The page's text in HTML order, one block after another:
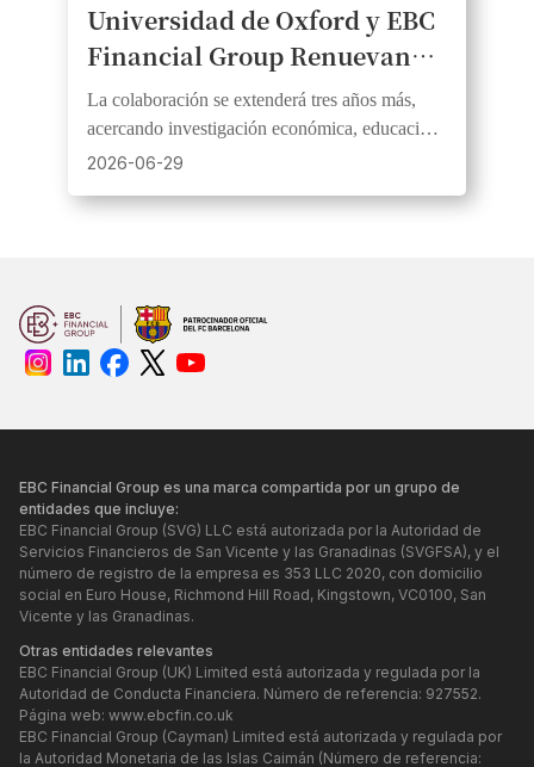
Universidad de Oxford y EBC
Financial Group Renuevan
Alianza Para Impulsar La
Educación Económica a Nivel
Global
La colaboración se extenderá tres años más,
acercando investigación económica, educación
financiera y análisis de mercados al público.
2026-06-29
EBC Financial Group es una marca compartida por un grupo de
entidades que incluye:
EBC Financial Group (SVG) LLC está autorizada por la Autoridad de
Servicios Financieros de San Vicente y las Granadinas (SVGFSA), y el
número de registro de la empresa es 353 LLC 2020, con domicilio
social en Euro House, Richmond Hill Road, Kingstown, VC0100, San
Vicente y las Granadinas.
Otras entidades relevantes
EBC Financial Group (UK) Limited está autorizada y regulada por la
Autoridad de Conducta Financiera. Número de referencia: 927552.
Página web: www.ebcfin.co.uk
EBC Financial Group (Cayman) Limited está autorizada y regulada por
la Autoridad Monetaria de las Islas Caimán (Número de referencia: